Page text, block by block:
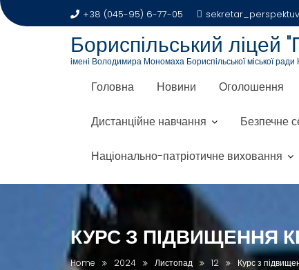
+38 (045-95) 6-77-05
Бориспільський ліцей
імені Володимира Мономаха Бориспільської міської ради
Головна Новини Оголошення
Дистанційне навчання Безпечне
Національно-патріотичне виховання
КУРС З ПІДВИЩЕННЯ
Home 2024 Листопад 12 Курс з